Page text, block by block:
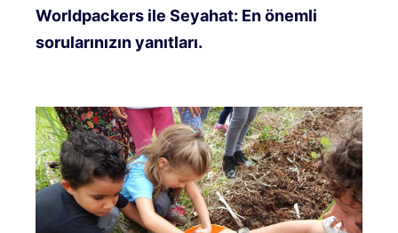
Worldpackers ile Seyahat: En önemli
sorularınızın yanıtları.